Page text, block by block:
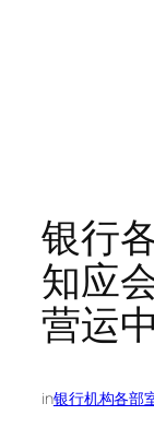
银行
知应
营运
in银行机构各部